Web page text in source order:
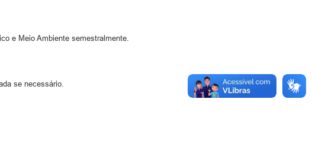
e Meio Ambiente semestralmente.
se necessário.